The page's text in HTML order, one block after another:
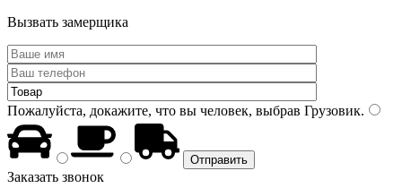
Вызвать замерщика
Пожалуйста, докажите, что вы человек, выбрав Грузовик.
Заказать звонок